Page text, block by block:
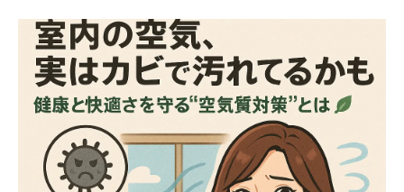
カビを“見える化”する！真菌（カビ菌）検査
の重要性
カビによる健康への影響とは？
室内空気質を守るためにできること
東北全域のカビトラブルはカビバスターズ仙
台へ！